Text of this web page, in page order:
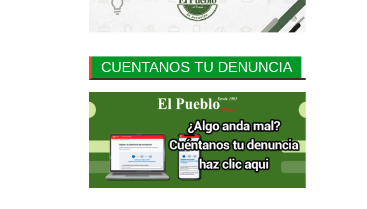
CUENTANOS TU DENUNCIA